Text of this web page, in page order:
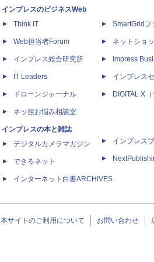
インプレスのビジネスWeb
Think IT
Web担当者Forum
インプレス総合研究所
IT Leaders
ドローンジャーナル
ネッ担お悩み相談室
インプレスの本と雑誌
デジタルカメラマガジン
できるネット
インターネット白書ARCHIVES
SmartGridフ
ネットショ
Impress
インプレス
DIGITAL X（
インプレス
本サイトのご利用について お問い合わせ